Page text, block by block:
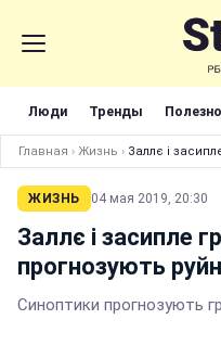
Люди Тренды
Главная › Жизнь › Заллє і
ЖИЗНЬ 04 мая 2019, 20:30
Заллє і засипле
прогнозують
Синоптики прогнозують